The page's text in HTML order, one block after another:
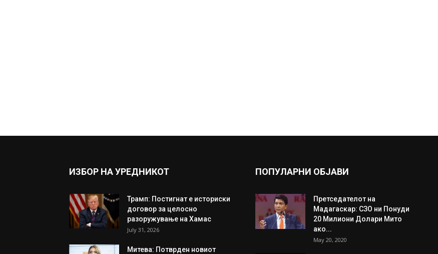
ИЗБОР НА УРЕДНИКОТ
Трамп: Постигнат е историски
договор за целосно
разоружување на Хамас
July 31, 2026
Митева: Потврден новиот
ПОПУЛАРНИ ОБЈАВИ
Претседателот на
Мадагаскар: СЗО ни Понуди
20 Милиони Долари Мито
ако...
May 20, 2020